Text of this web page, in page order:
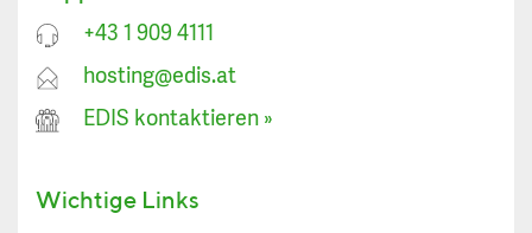
+43 1 909 4111
hosting@edis.at
EDIS kontaktieren »
Wichtige Links